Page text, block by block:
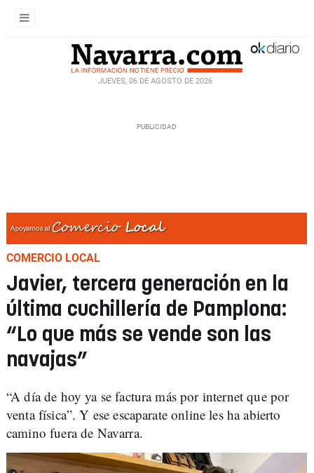
JUEVES, 06 DE AGOSTO DE 2026
COMERCIO LOCAL
Javier, tercera generación en la
última cuchillería de Pamplona:
“Lo que más se vende son las
navajas”
“A día de hoy ya se factura más por internet que por
venta física”. Y ese escaparate online les ha abierto
camino fuera de Navarra.